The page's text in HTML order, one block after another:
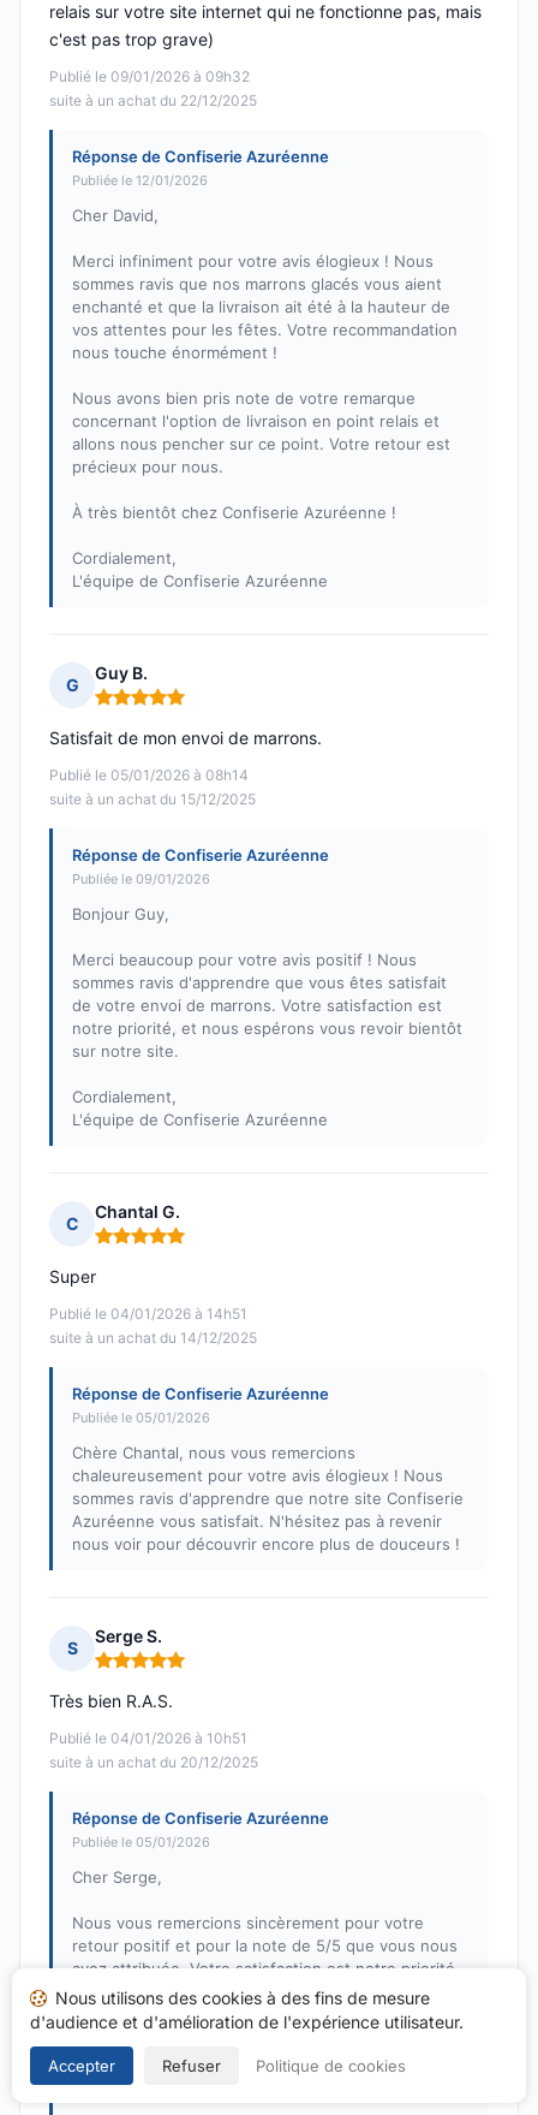
Publié le 09/01/2026 à 09h32
suite à un achat du 22/12/2025
relais sur votre site internet qui ne fonctionne pas, mais
c'est pas trop grave)
Réponse de Confiserie Azuréenne
Publiée le 12/01/2026
Cher David,
Merci infiniment pour votre avis élogieux ! Nous
sommes ravis que nos marrons glacés vous aient
enchanté et que la livraison ait été à la hauteur de
vos attentes pour les fêtes. Votre recommandation
nous touche énormément !
Nous avons bien pris note de votre remarque
concernant l'option de livraison en point relais et
allons nous pencher sur ce point. Votre retour est
précieux pour nous.
À très bientôt chez Confiserie Azuréenne !
Cordialement,
L'équipe de Confiserie Azuréenne
G
Guy B.
Note : 5 sur 5
Publié le 05/01/2026 à 08h14
suite à un achat du 15/12/2025
Satisfait de mon envoi de marrons.
Réponse de Confiserie Azuréenne
Publiée le 09/01/2026
Bonjour Guy,
Merci beaucoup pour votre avis positif ! Nous
sommes ravis d'apprendre que vous êtes satisfait
de votre envoi de marrons. Votre satisfaction est
notre priorité, et nous espérons vous revoir bientôt
sur notre site.
Cordialement,
L'équipe de Confiserie Azuréenne
C
Chantal G.
Note : 5 sur 5
Publié le 04/01/2026 à 14h51
suite à un achat du 14/12/2025
Super
Réponse de Confiserie Azuréenne
Publiée le 05/01/2026
Chère Chantal, nous vous remercions
chaleureusement pour votre avis élogieux ! Nous
sommes ravis d'apprendre que notre site Confiserie
Azuréenne vous satisfait. N'hésitez pas à revenir
nous voir pour découvrir encore plus de douceurs !
S
Serge S.
Note : 5 sur 5
Publié le 04/01/2026 à 10h51
suite à un achat du 20/12/2025
Très bien R.A.S.
Réponse de Confiserie Azuréenne
Publiée le 05/01/2026
Cher Serge,
Nous vous remercions sincèrement pour votre
retour positif et pour la note de 5/5 que vous nous
avez attribuée. Votre satisfaction est notre priorité,
et nous sommes ravis de savoir que votre
expérience avec la Confiserie Azuréenne a été à la
hauteur de vos attentes. N'hésitez pas à revenir
nous voir, nous serons toujours heureux de vous
accueillir.
Nous utilisons des cookies à des fins de mesure
d'audience et d'amélioration de l'expérience utilisateur.
Accepter Refuser Politique de cookies